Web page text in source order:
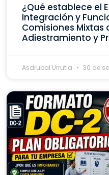
¿Qué establece el
Integración y
Comisiones
Adiestramiento y
Asdrubal Urrutia 30 de